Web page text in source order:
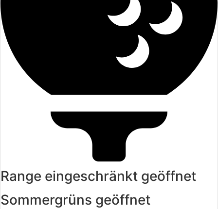
Golf-Club Harz e.V.
Jetzt Mitglied werden
Mehr erfahren
Golfsport für alle, in entspannter Atmosphäre und
Range eingeschränkt geöffnet
Sommergrüns geöffnet